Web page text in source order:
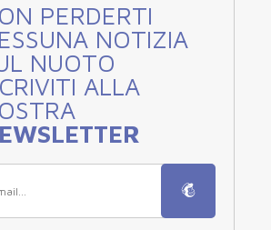
PERDERTI
NOTIZIA
NUOTO
ALLA